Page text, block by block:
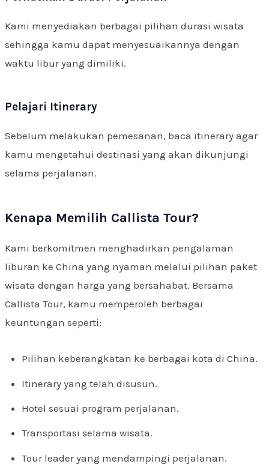
Kami menyediakan berbagai pilihan durasi wisata
sehingga kamu dapat menyesuaikannya dengan
waktu libur yang dimiliki.
Pelajari Itinerary
Sebelum melakukan pemesanan, baca itinerary agar
kamu mengetahui destinasi yang akan dikunjungi
selama perjalanan.
Kenapa Memilih Callista Tour?
Kami berkomitmen menghadirkan pengalaman
liburan ke China yang nyaman melalui pilihan paket
wisata dengan harga yang bersahabat. Bersama
Callista Tour, kamu memperoleh berbagai
keuntungan seperti:
Pilihan keberangkatan ke berbagai kota di China.
Itinerary yang telah disusun.
Hotel sesuai program perjalanan.
Transportasi selama wisata.
Tour leader yang mendampingi perjalanan.